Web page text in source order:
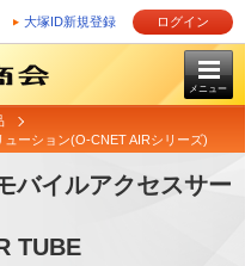
大塚ID新規登録 ログイン
メニュー
ューション(O-CNET AIRシリーズ)
バイルアクセスサー
TUBE